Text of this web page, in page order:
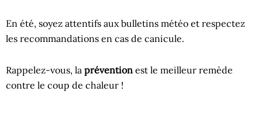
En été, soyez attentifs aux bulletins météo et respectez
les recommandations en cas de canicule.
Rappelez-vous, la prévention est le meilleur remède
contre le coup de chaleur !